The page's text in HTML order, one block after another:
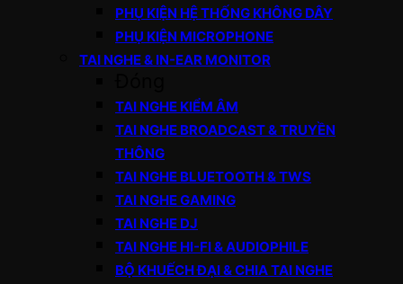
PHỤ KIỆN HỆ THỐNG KHÔNG DÂY
PHỤ KIỆN MICROPHONE
TAI NGHE & IN-EAR MONITOR
TAI NGHE KIỂM ÂM
TAI NGHE BROADCAST & TRUYỀN
THÔNG
TAI NGHE BLUETOOTH & TWS
TAI NGHE GAMING
TAI NGHE DJ
TAI NGHE HI-FI & AUDIOPHILE
BỘ KHUẾCH ĐẠI & CHIA TAI NGHE